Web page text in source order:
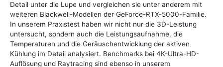
Detail unter die Lupe und vergleichen sie unter anderem mit
weiteren Blackwell-Modellen der GeForce-RTX-5000-Familie.
In unserem Praxistest haben wir nicht nur die 3D-Leistung
untersucht, sondern auch die Leistungsaufnahme, die
Temperaturen und die Geräuschentwicklung der aktiven
Kühlung im Detail analysiert. Benchmarks bei 4K-Ultra-HD-
Auflösung und Raytracing sind ebenso in unserem